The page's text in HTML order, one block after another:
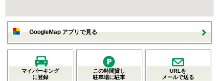
GoogleMap アプリで見る
マイパーキング
に登録
この時間貸し
駐車場に駐車
URLを
メールで送る